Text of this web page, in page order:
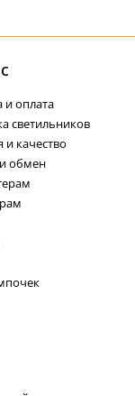
и оплата
светильников
и качество
обмен